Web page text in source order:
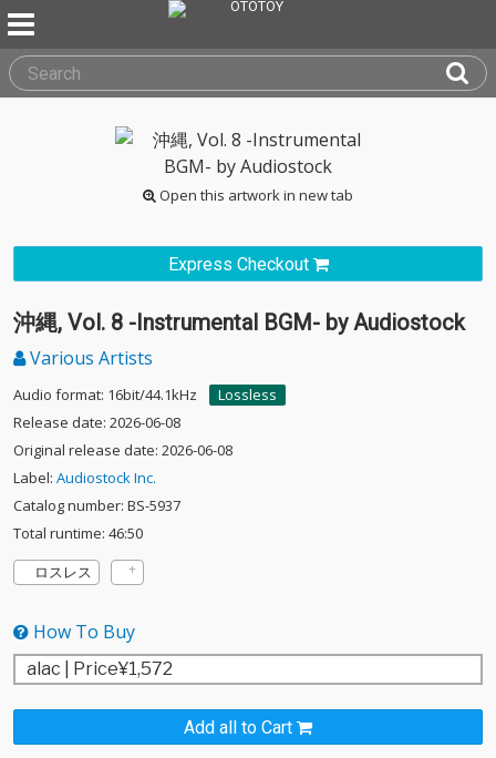
Open this artwork in new tab
Express Checkout
沖縄, Vol. 8 -Instrumental BGM- by Audiostock
Various Artists
Audio format: 16bit/44.1kHz
Lossless
Release date: 2026-06-08
Original release date: 2026-06-08
Label: Audiostock Inc.
Catalog number: BS-5937
Total runtime: 46:50
ロスレス
How To Buy
Add all to Cart